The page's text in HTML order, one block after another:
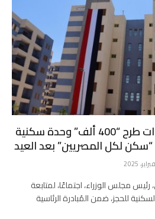
رئيس الوزراء: بدء إجراءات طرح “400 ألف” وحدة سكنية
“سكن لكل المصريين” بعد العيد
مجلس الوزراء، اجتماعًا، لمتابعة
للحجز، ضمن المُبادرة الرئاسية